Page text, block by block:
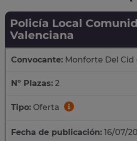
Policía Local
Valenciana
Convocante: Monforte Del Cid
Nº Plazas: 2
Tipo: Oferta
Fecha de publicación: 16/07/